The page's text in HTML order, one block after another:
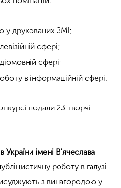
у друкованих ЗМІ;
сфері;
сфері;
в інформаційній сфері.
подали 23 творчі
України імені В’ячеслава
роботу в галузі
з винагородою у